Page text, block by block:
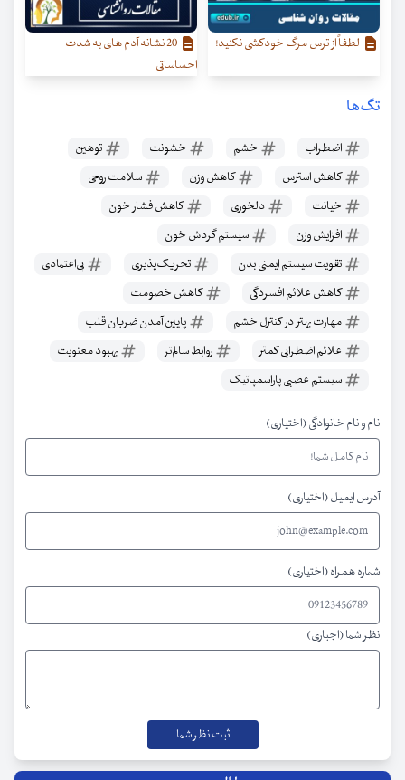
لطفاً از ترس مرگ خودکشی نکنید!
20 نشانه آدم های به شدت
احساساتی
تگ‌ها
اضطراب خشم خشونت
توهین
کاهش استرس
کاهش وزن
سلامت روحی
خیانت
دلخوری
کاهش فشار خون
افزایش وزن
سیستم گردش خون
تقویت سیستم ایمنی بدن
تحریک‌پذیری
بی‌اعتمادی
کاهش علائم افسردگی
کاهش خصومت
مهارت بهتر در کنترل خشم
پایین آمدن ضربان قلب
علائم اضطرابی کمتر
روابط سالم‌تر
بهبود معنویت
سیستم عصبی پاراسمپاتیک
نام و نام خانوادگی (اختیاری)
آدرس ایمیل (اختیاری)
شماره همراه (اختیاری)
نظر شما (اجباری)